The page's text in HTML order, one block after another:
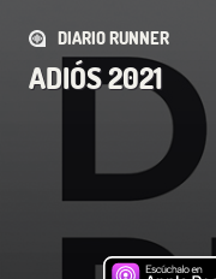
DIARIO RUNNER
ADIÓS 2021